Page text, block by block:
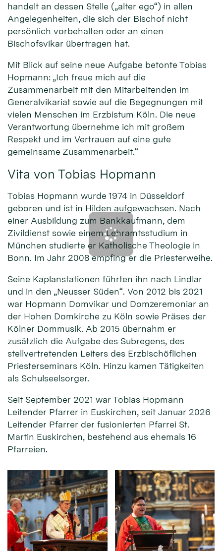
handelt an dessen Stelle („alter ego“) in allen
Angelegenheiten, die sich der Bischof nicht
persönlich vorbehalten oder an einen
Bischofsvikar übertragen hat.
Mit Blick auf seine neue Aufgabe betonte Tobias
Hopmann: „Ich freue mich auf die
Zusammenarbeit mit den Mitarbeitenden im
Generalvikariat sowie auf die Begegnungen mit
vielen Menschen im Erzbistum Köln. Die neue
Verantwortung übernehme ich mit großem
Respekt und im Vertrauen auf eine gute
gemeinsame Zusammenarbeit.“
Vita von Tobias Hopmann
Tobias Hopmann wurde 1974 in Düsseldorf
geboren und ist in Hilden aufgewachsen. Nach
einer Ausbildung zum Bankkaufmann, dem
Zivildienst sowie einem Lehramtsstudium in
München studierte er Katholische Theologie in
Bonn. Im Jahr 2008 empfing er die Priesterweihe.
Seine Kaplanstationen führten ihn nach Lindlar
und in den „Neusser Süden“. Von 2012 bis 2021
war Hopmann Domvikar und Domzeremoniar an
der Hohen Domkirche zu Köln sowie Präses der
Kölner Dommusik. Ab 2015 übernahm er
zusätzlich die Aufgabe des Subregens, des
stellvertretenden Leiters des Erzbischöflichen
Priesterseminars Köln. Hinzu kamen Tätigkeiten
als Schulseelsorger.
Seit September 2021 war Tobias Hopmann
Leitender Pfarrer in Euskirchen, seit Januar 2026
Leitender Pfarrer der fusionierten Pfarrei St.
Martin Euskirchen, bestehend aus ehemals 16
Pfarreien.